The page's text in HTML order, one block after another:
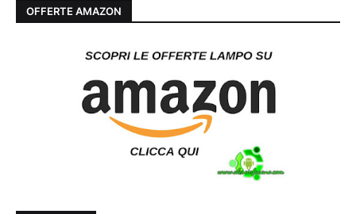
OFFERTE AMAZON